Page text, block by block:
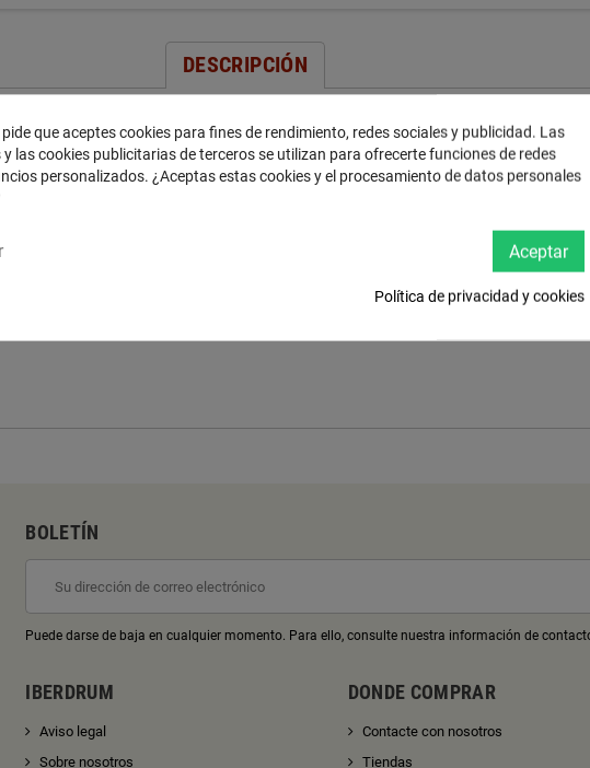
DESCRIPCIÓN
equilibrio y potencia.
BOLETÍN
Puede darse de baja en cualquier momento. Para ello, consulte nuestra información de
IBERDRUM
Aviso legal
Sobre nosotros
DONDE COMPRAR
Contacte con nosotros
Tiendas
que aceptes cookies para fines de rendimiento, redes sociales y publicidad. Las
y las cookies publicitarias de terceros se utilizan para ofrecerte funciones de redes
personalizados. ¿Aceptas estas cookies y el procesamiento de datos personales
Aceptar
Política de privacidad y cookies